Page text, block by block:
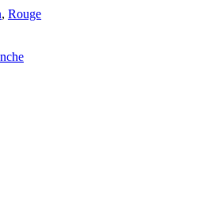
, Rouge